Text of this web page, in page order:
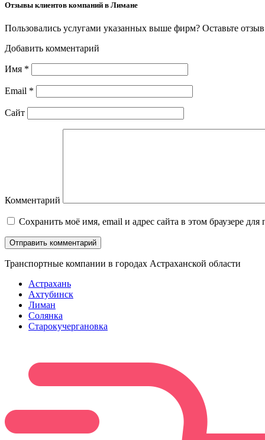
Отзывы клиентов компаний в Лимане
Пользовались услугами указанных выше фирм? Оставьте
Добавить комментарий
Имя *
Email *
Сайт
Комментарий
Сохранить моё имя, email и адрес сайта в этом браузере
Транспортные компании в городах Астраханской области
Астрахань
Ахтубинск
Лиман
Солянка
Старокучергановка